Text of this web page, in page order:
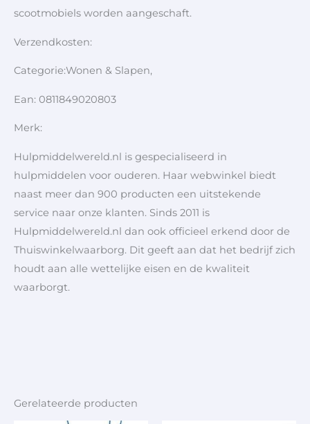
scootmobiels worden aangeschaft.
Verzendkosten:
Categorie:Wonen & Slapen,
Ean: 0811849020803
Merk:
Hulpmiddelwereld.nl is gespecialiseerd in
hulpmiddelen voor ouderen. Haar webwinkel biedt
naast meer dan 900 producten een uitstekende
service naar onze klanten. Sinds 2011 is
Hulpmiddelwereld.nl dan ook officieel erkend door de
Thuiswinkelwaarborg. Dit geeft aan dat het bedrijf zich
houdt aan alle wettelijke eisen en de kwaliteit
waarborgt.
Gerelateerde producten